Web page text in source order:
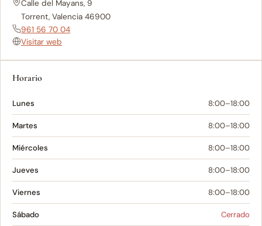
Calle del Mayans, 9
Torrent, Valencia 46900
961 56 70 04
Visitar web
Horario
Lunes 8:00–18:00
Martes 8:00–18:00
Miércoles 8:00–18:00
Jueves 8:00–18:00
Viernes 8:00–18:00
Sábado Cerrado